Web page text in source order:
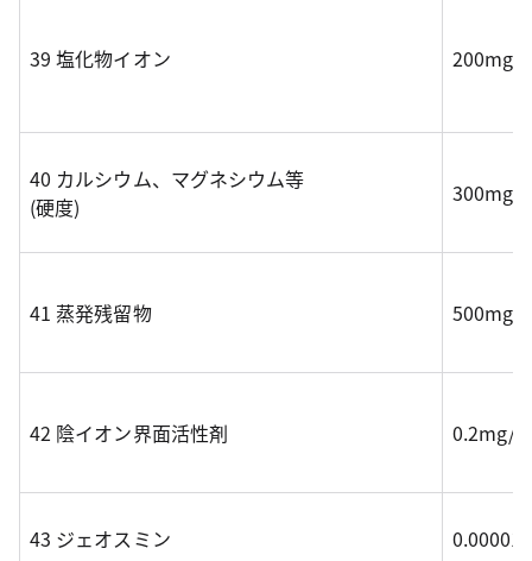
39 塩化物イオン 200mg/
40 カルシウム、マグネシウム等
(硬度)
300mg/
41 蒸発残留物 500mg/
42 陰イオン界面活性剤 0.2mg/L
43 ジェオスミン